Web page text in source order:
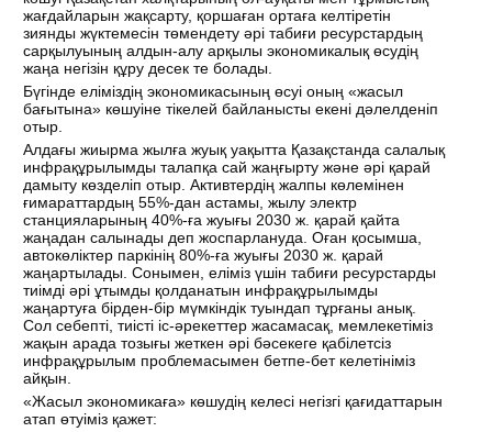
жағдайларын жақсарту, қоршаған ортаға келтіретін
зиянды жүктемесін төмендету әрі табиғи ресурстардың
сарқылуының алдын-алу арқылы экономикалық өсудің
жаңа негізін құру десек те болады.
Бүгінде еліміздің экономикасының өсуі оның «жасыл
бағытына» көшуіне тікелей байланысты екені дәлелденіп
отыр.
Алдағы жиырма жылға жуық уақытта Қазақстанда салалық
инфрақұрылымды талапқа сай жаңғырту және әрі қарай
дамыту көзделіп отыр. Активтердің жалпы көлемінен
ғимараттардың 55%-дан астамы, жылу электр
станцияларының 40%-ға жуығы 2030 ж. қарай қайта
жаңадан салынады деп жоспарлануда. Оған қосымша,
автокөліктер паркінің 80%-ға жуығы 2030 ж. қарай
жаңартылады. Сонымен, еліміз үшін табиғи ресурстарды
тиімді әрі ұтымды қолданатын инфрақұрылымды
жаңартуға бірден-бір мүмкіндік туындап тұрғаны анық.
Сол себепті, тиісті іс-әрекеттер жасамасақ, мемлекетіміз
жақын арада тозығы жеткен әрі бәсекеге қабілетсіз
инфрақұрылым проблемасымен бетпе-бет келетініміз
айқын.
«Жасыл экономикаға» көшудің келесі негізгі қағидаттарын
атап өтуіміз қажет: